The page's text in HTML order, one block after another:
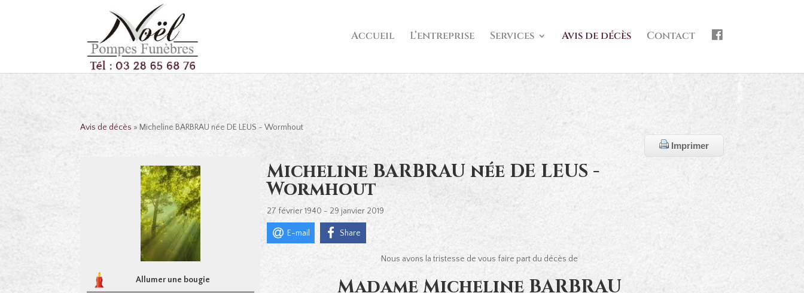
Accueil L’entreprise Services Avis de décès Contact
Avis de décès » Micheline BARBRAU née DE LEUS - Wormhout
Imprimer
Allumer une bougie
Micheline BARBRAU née DE LEUS -
Wormhout
27 février 1940 - 29 janvier 2019
E-mail Share
Nous avons la tristesse de vous faire part du décès de
Madame Micheline BARBRAU